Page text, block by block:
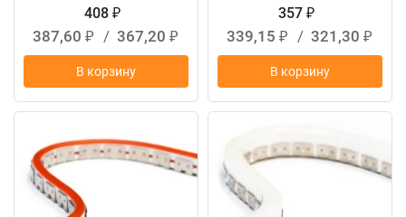
408 ₽
387,60 ₽ / 367,20 ₽
В корзину
357 ₽
339,15 ₽ / 321,30 ₽
В корзину